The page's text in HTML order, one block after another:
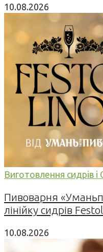
10.08.2026
Виготовлення сидрів і
Пивоварня
лінійку сидрів
10.08.2026